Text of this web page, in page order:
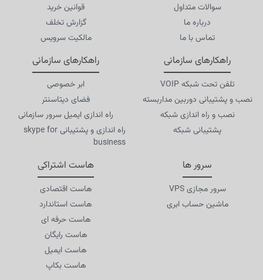
هاست اشتراکی
هاست اقتصادی
هاست استاندارد
هاست حرفه ای
هاست رایگان
هاست ایمیل
هاست بکاپ
سرور ها
سرور مجازی VPS
ماشین حساب ابری
راهکارهای سازمانی
ابر خصوصی
فضای دیتاسنتر
راه اندازی ایمیل سرور سازمانی
راه اندازی و پشتیبانی skype for
business
راهکارهای سازمانی
تلفن تحت شبکه VOIP
نصب و پشتیبانی دوربین مداربسته
نصب و راه اندازی شبکه
پشتیبانی شبکه
قوانین خرید
گزارش تخلف
مالکیت سرویس
سوالات متداول
درباره ما
تماس با ما